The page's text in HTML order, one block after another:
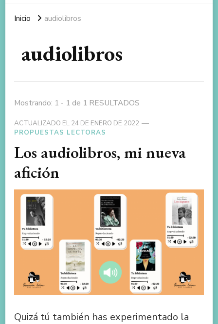
Inicio audiolibros
audiolibros
Mostrando: 1 - 1 de 1 RESULTADOS
ACTUALIZADO EL 24 DE ENERO DE 2022
PROPUESTAS LECTORAS
Los audiolibros, mi nueva
afición
Quizá tú también has experimentado la